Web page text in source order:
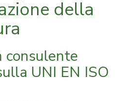
della
consulente
UNI EN ISO